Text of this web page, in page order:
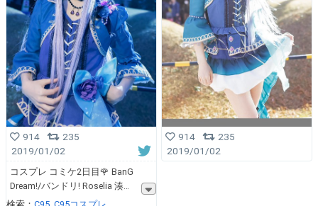
914
235
2019/01/02
コスプレ コミケ2日目🌹 BanG
Dream!/バンドリ! Roselia 湊
914
235
2019/01/02